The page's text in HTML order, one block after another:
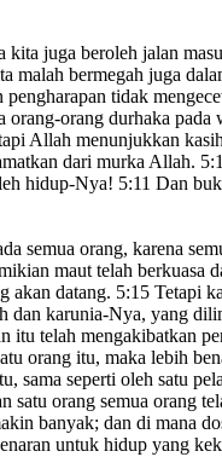
kita juga beroleh jalan
malah bermegah juga
pengharapan tidak
orang-orang durhaka pada
Allah menunjukkan
dari murka Allah.
hidup-Nya! 5:11 Dan
semua orang, karena
maut telah berkuasa
akan datang. 5:15 Tetapi
dan karunia-Nya, yang
itu telah mengakibatkan
orang itu, maka lebih
sama seperti oleh satu
satu orang semua orang
banyak; dan di mana
untuk hidup yang